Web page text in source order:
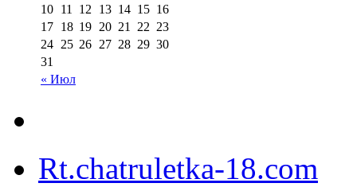
« Июл
10 11 12 13 14 15 16
17 18 19 20 21 22 23
24 25 26 27 28 29 30
31
Rt.chatruletka-18.com